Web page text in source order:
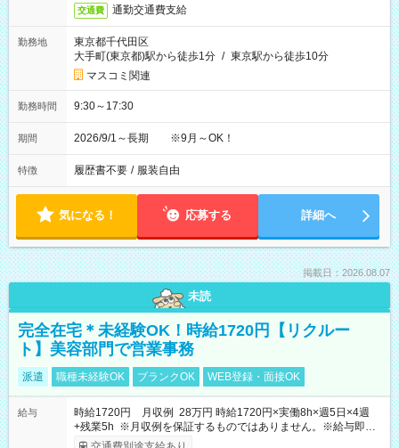
交通費 通勤交通費支給
勤務地
東京都千代田区
大手町(東京都)駅から徒歩1分 / 東京駅から徒歩10分
マスコミ関連
勤務時間 9:30～17:30
期間 2026/9/1～長期 ※9月～OK！
特徴 履歴書不要 / 服装自由
気になる！ 応募する 詳細へ
掲載日：2026.08.07
未読
完全在宅＊未経験OK！時給1720円【リクルー
ト】美容部門で営業事務
派遣 職種未経験OK ブランクOK WEB登録・面接OK
給与
時給1720円 月収例 28万円 時給1720円×実働8h×週5日×4週
+残業5h ※月収例を保証するものではありません。※給与即受
取りサービス利用可（利用条件有）